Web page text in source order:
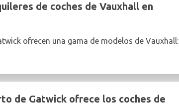
de coches de Vauxhall en
ofrecen una gama de modelos de Vauxhall:
de Gatwick ofrece los coches de